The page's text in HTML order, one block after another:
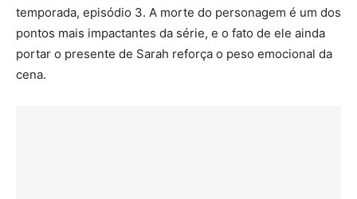
temporada, episódio 3. A morte do personagem é um dos
pontos mais impactantes da série, e o fato de ele ainda
portar o presente de Sarah reforça o peso emocional da
cena.